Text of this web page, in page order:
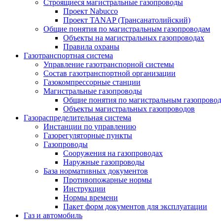
Строящиеся магистральные газопроводы
Проект Nabucco
Проект TANAP (Трансанатолийский)
Общие понятия по магистральным газопроводам
Объекты на магистральных газопроводах
Правила охраны
Газотранспортная система
Управление газотранспорной системы
Состав газотранспортной организации
Газокомпрессорные станции
Магистральные газопроводы
Общие понятия по магистральным
Объекты магистральных газопроводов
Газораспределительная система
Инстанции по управлению
Газорегуляторные пункты
Газопроводы
Сооружения на газопроводах
Наружные газопроводы
База нормативных документов
Противопожарные нормы
Инструкции
Нормы времени
Пакет форм документов для эксплуатации
Газ и автомобиль